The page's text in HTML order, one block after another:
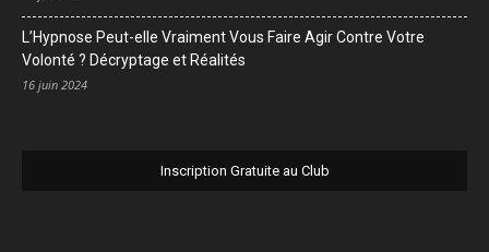
L’Hypnose Peut-elle Vraiment Vous Faire Agir Contre Votre
Volonté ? Décryptage et Réalités
16 juin 2024
Inscription Gratuite au Club